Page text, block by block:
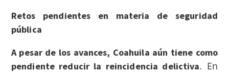
Retos pendientes en materia de seguridad
pública
A pesar de los avances, Coahuila aún tiene como
pendiente reducir la reincidencia delictiva. En